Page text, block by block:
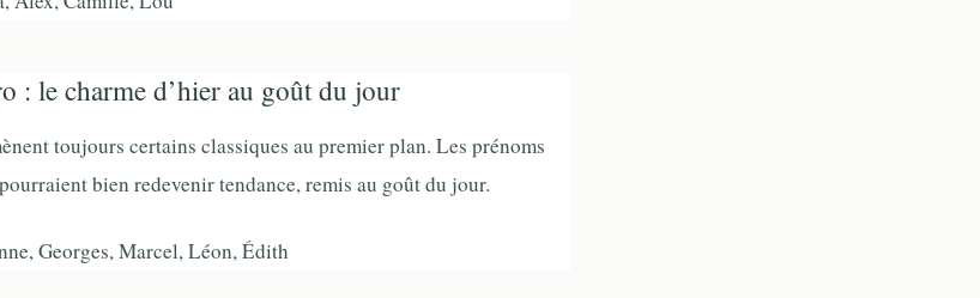
le charme d’hier au goût du jour
toujours certains classiques au premier plan. Les prénoms
bien redevenir tendance, remis au goût du jour.
Georges, Marcel, Léon, Édith